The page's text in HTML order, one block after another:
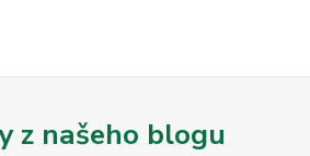
z našeho blogu